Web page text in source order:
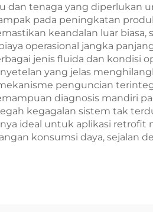
tenaga yang diperlukan
pada peningkatan
keandalan luar biasa,
operasional jangka
jenis fluida dan kondisi
yang jelas
penguncian
diagnosis mandiri
kegagalan sistem tak
ideal untuk aplikasi retrofit
konsumsi daya, sejalan